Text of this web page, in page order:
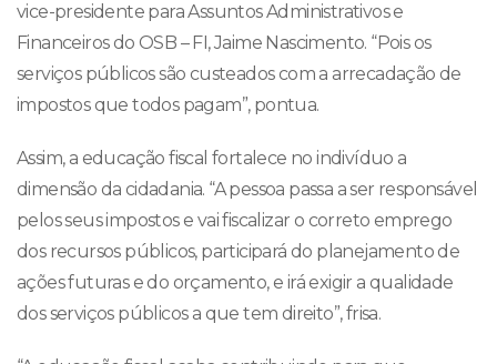
vice-presidente para Assuntos Administrativos e
Financeiros do OSB – FI, Jaime Nascimento. “Pois os
serviços públicos são custeados com a arrecadação de
impostos que todos pagam”, pontua.
Assim, a educação fiscal fortalece no indivíduo a
dimensão da cidadania. “A pessoa passa a ser responsável
pelos seus impostos e vai fiscalizar o correto emprego
dos recursos públicos, participará do planejamento de
ações futuras e do orçamento, e irá exigir a qualidade
dos serviços públicos a que tem direito”, frisa.